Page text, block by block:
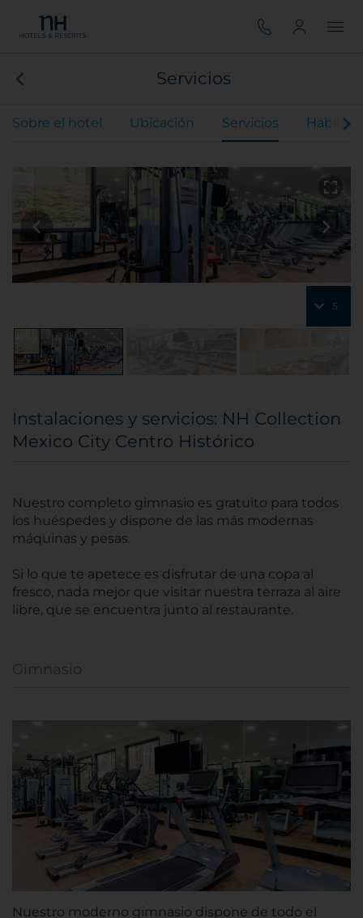
Servicios
Sobre el hotel Ubicación Servicios
5
Instalaciones y servicios: NH Collection
Mexico City Centro Histórico
Nuestro completo gimnasio es gratuito para todos
los huéspedes y dispone de las más modernas
máquinas y pesas.
Si lo que te apetece es disfrutar de una copa al
fresco, nada mejor que visitar nuestra terraza al aire
libre, que se encuentra junto al restaurante.
Gimnasio
Nuestro moderno gimnasio dispone de todo el